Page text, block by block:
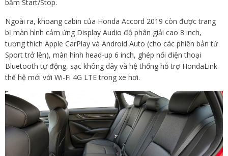
bấm Start/Stop.
Ngoài ra, khoang cabin của Honda Accord 2019 còn được trang
bị màn hình cảm ứng Display Audio độ phân giải cao 8 inch,
tương thích Apple CarPlay và Android Auto (cho các phiên bản từ
Sport trở lên), màn hình head-up 6 inch, ghép nối điện thoại
Bluetooth tự động, sạc không dây và hệ thống hỗ trợ HondaLink
thế hệ mới với Wi-Fi 4G LTE trong xe hơi.